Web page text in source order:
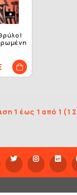
1 έως 1 από 1 (1